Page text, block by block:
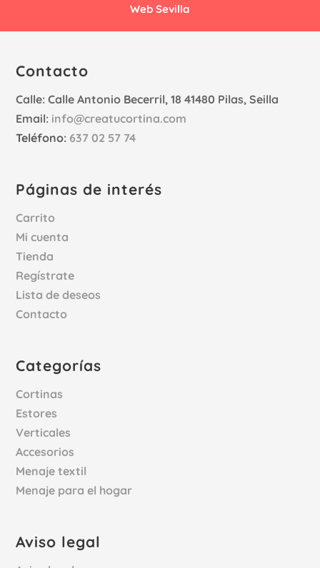
Web Sevilla
Contacto
Calle: Calle Antonio Becerril, 18 41480 Pilas, Seilla
Email: info@creatucortina.com
Teléfono: 637 02 57 74
Páginas de interés
Carrito
Mi cuenta
Tienda
Regístrate
Lista de deseos
Contacto
Categorías
Cortinas
Estores
Verticales
Accesorios
Menaje textil
Menaje para el hogar
Aviso legal